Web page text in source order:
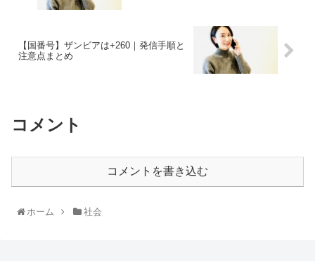
【国番号】ザンビアは+260｜発信手順と
注意点まとめ
コメント
コメントを書き込む
ホーム 社会